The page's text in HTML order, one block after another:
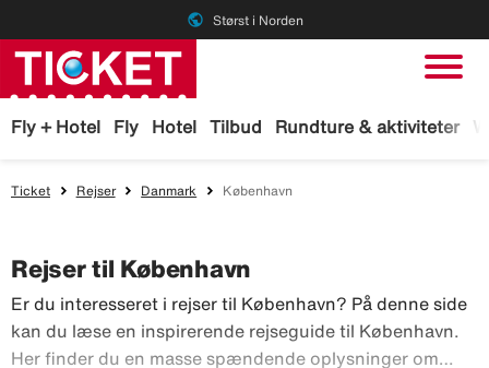
public Størst i Norden
Fly + Hotel Fly Hotel Tilbud Rundture & aktiviteter
Ticket Rejser Danmark København
Rejser til København
Er du interesseret i rejser til København? På denne side
kan du læse en inspirerende rejseguide til København.
Her finder du en masse spændende oplysninger om